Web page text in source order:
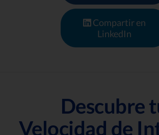
Compartir en
LinkedIn
Descubre
Velocidad de